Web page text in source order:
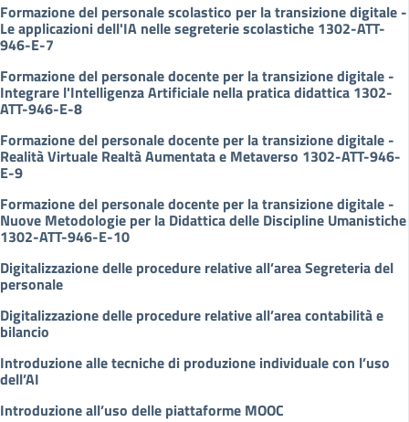
Formazione del personale scolastico per la transizione digitale -
Le applicazioni dell'IA nelle segreterie scolastiche 1302-ATT-
946-E-7
Formazione del personale docente per la transizione digitale -
Integrare l'Intelligenza Artificiale nella pratica didattica 1302-
ATT-946-E-8
Formazione del personale docente per la transizione digitale -
Realità Virtuale Realtà Aumentata e Metaverso 1302-ATT-946-
E-9
Formazione del personale docente per la transizione digitale -
Nuove Metodologie per la Didattica delle Discipline Umanistiche
1302-ATT-946-E-10
Digitalizzazione delle procedure relative all’area Segreteria del
personale
Digitalizzazione delle procedure relative all’area contabilità e
bilancio
Introduzione alle tecniche di produzione individuale con l’uso
dell’AI
Introduzione all’uso delle piattaforme MOOC